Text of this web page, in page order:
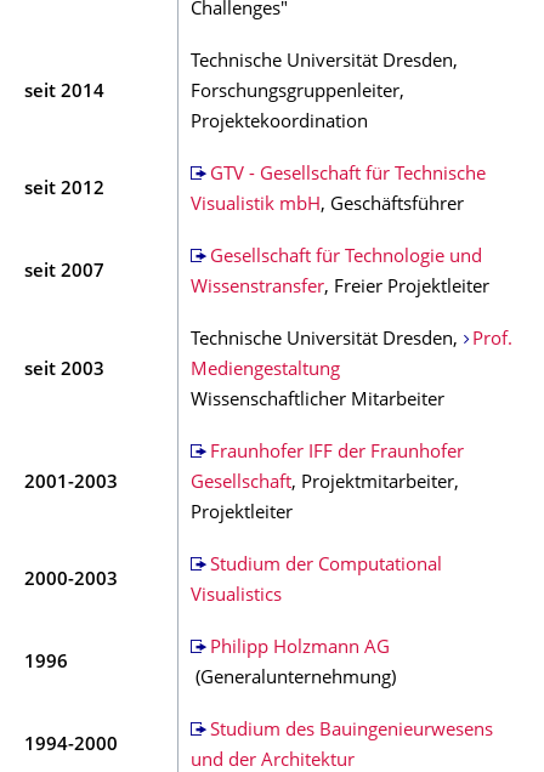
Challenges"
seit 2014
Technische Universität Dresden,
Forschungsgruppenleiter,
Projektekoordination
seit 2012
GTV - Gesellschaft für Technische
Visualistik mbH, Geschäftsführer
seit 2007
Gesellschaft für Technologie und
Wissenstransfer, Freier Projektleiter
seit 2003
Technische Universität Dresden,
Prof.
Mediengestaltung
Wissenschaftlicher Mitarbeiter
2001-2003
Fraunhofer IFF der Fraunhofer
Gesellschaft, Projektmitarbeiter,
Projektleiter
2000-2003
Studium der Computational
Visualistics
1996
Philipp Holzmann AG
(Generalunternehmung)
1994-2000
Studium des Bauingenieurwesens
und der Architektur